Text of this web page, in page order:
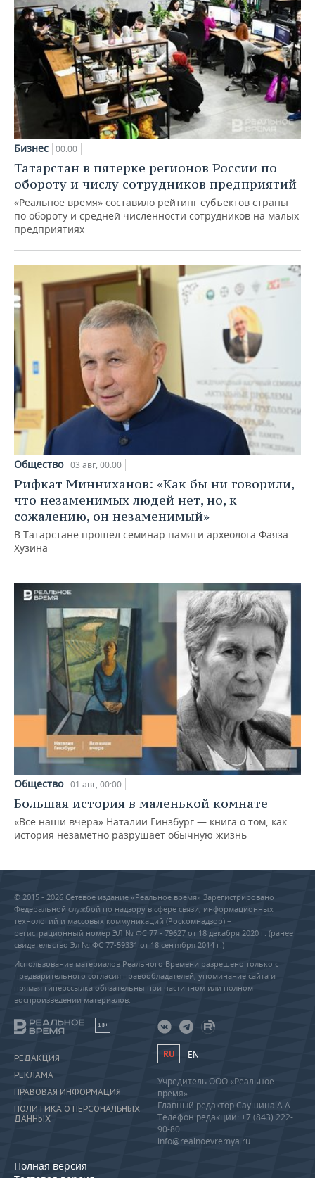
Бизнес 00:00
Татарстан в пятерке регионов России по
обороту и числу сотрудников предприятий
«Реальное время» составило рейтинг субъектов страны
по обороту и средней численности сотрудников на малых
предприятиях
Общество 03 авг, 00:00
Рифкат Минниханов: «Как бы ни говорили,
что незаменимых людей нет, но, к
сожалению, он незаменимый»
В Татарстане прошел семинар памяти археолога Фаяза
Хузина
Общество 01 авг, 00:00
Большая история в маленькой комнате
«Все наши вчера» Наталии Гинзбург — книга о том, как
история незаметно разрушает обычную жизнь
© 2015 - 2026 Сетевое издание «Реальное время» Зарегистрировано
Федеральной службой по надзору в сфере связи, информационных
технологий и массовых коммуникаций (Роскомнадзор) –
регистрационный номер ЭЛ № ФС 77 - 79627 от 18 декабря 2020 г. (ранее
свидетельство Эл № ФС 77-59331 от 18 сентября 2014 г.)
Использование материалов Реального Времени разрешено только с
предварительного согласия правообладателей, упоминание сайта и
прямая гиперссылка обязательны при частичном или полном
воспроизведении материалов.
18+
РЕДАКЦИЯ
РЕКЛАМА
ПРАВОВАЯ ИНФОРМАЦИЯ
ПОЛИТИКА О ПЕРСОНАЛЬНЫХ
ДАННЫХ
Полная версия
RU EN
Учредитель ООО «Реальное
время»
Главный редактор Саушина А.А.
Телефон редакции: +7 (843) 222-
90-80
info@realnoevremya.ru